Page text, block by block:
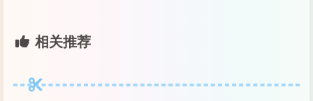
相关推荐